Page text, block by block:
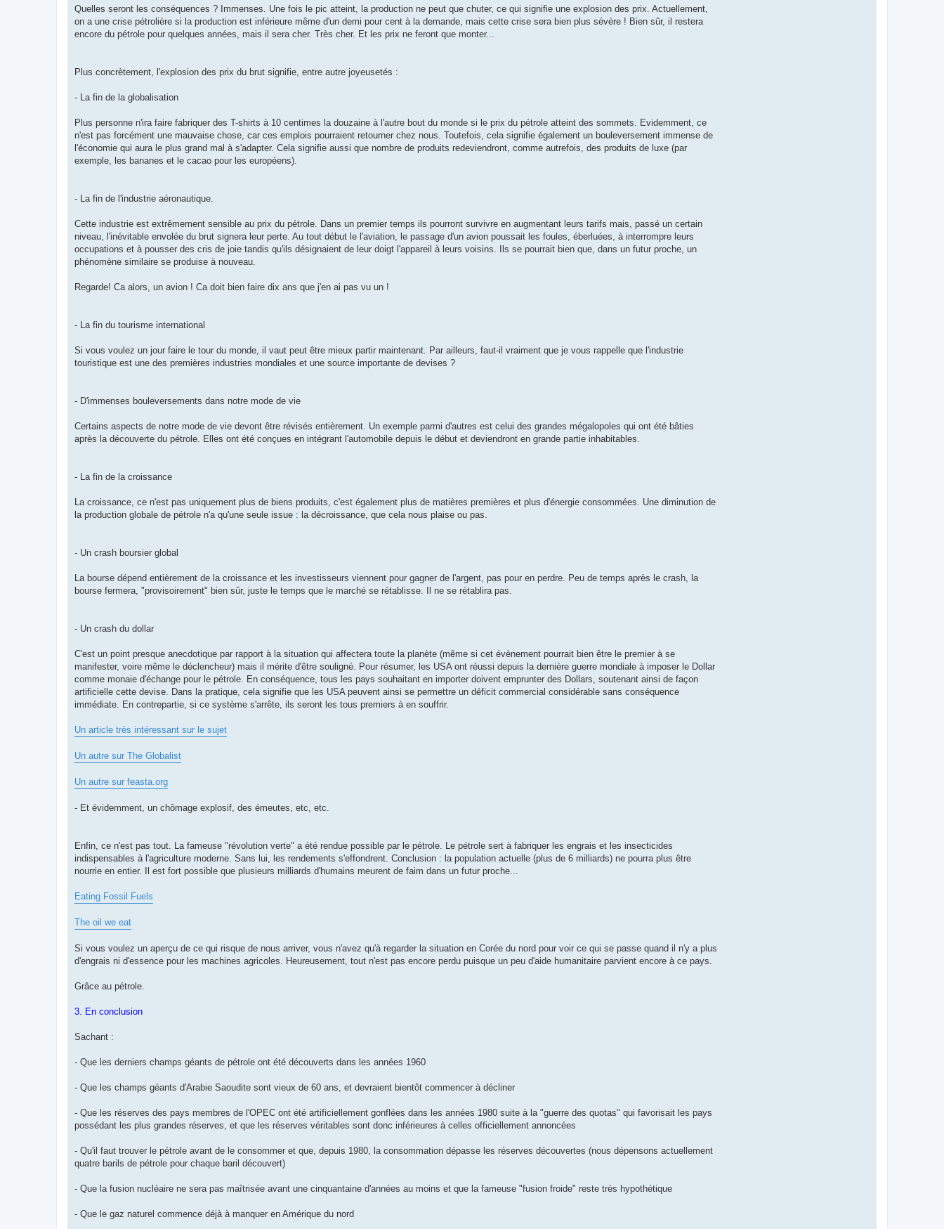
Quelles seront les conséquences ? Immenses. Une fois le pic atteint, la production ne peut que chuter, ce qui signifie une explosion des prix. Actuellement,
on a une crise pétrolière si la production est inférieure même d'un demi pour cent à la demande, mais cette crise sera bien plus sévère ! Bien sûr, il restera
encore du pétrole pour quelques années, mais il sera cher. Très cher. Et les prix ne feront que monter...
Plus concrètement, l'explosion des prix du brut signifie, entre autre joyeusetés :
- La fin de la globalisation
Plus personne n'ira faire fabriquer des T-shirts à 10 centimes la douzaine à l'autre bout du monde si le prix du pétrole atteint des sommets. Evidemment, ce
n'est pas forcément une mauvaise chose, car ces emplois pourraient retourner chez nous. Toutefois, cela signifie également un bouleversement immense de
l'économie qui aura le plus grand mal à s'adapter. Cela signifie aussi que nombre de produits redeviendront, comme autrefois, des produits de luxe (par
exemple, les bananes et le cacao pour les européens).
- La fin de l'industrie aéronautique.
Cette industrie est extrêmement sensible au prix du pétrole. Dans un premier temps ils pourront survivre en augmentant leurs tarifs mais, passé un certain
niveau, l'inévitable envolée du brut signera leur perte. Au tout début le l'aviation, le passage d'un avion poussait les foules, éberluées, à interrompre leurs
occupations et à pousser des cris de joie tandis qu'ils désignaient de leur doigt l'appareil à leurs voisins. Ils se pourrait bien que, dans un futur proche, un
phénomène similaire se produise à nouveau.
Regarde! Ca alors, un avion ! Ca doit bien faire dix ans que j'en ai pas vu un !
- La fin du tourisme international
Si vous voulez un jour faire le tour du monde, il vaut peut être mieux partir maintenant. Par ailleurs, faut-il vraiment que je vous rappelle que l'industrie
touristique est une des premières industries mondiales et une source importante de devises ?
- D'immenses bouleversements dans notre mode de vie
Certains aspects de notre mode de vie devont être révisés entièrement. Un exemple parmi d'autres est celui des grandes mégalopoles qui ont été bâties
après la découverte du pétrole. Elles ont été conçues en intégrant l'automobile depuis le début et deviendront en grande partie inhabitables.
- La fin de la croissance
La croissance, ce n'est pas uniquement plus de biens produits, c'est également plus de matières premières et plus d'énergie consommées. Une diminution de
la production globale de pétrole n'a qu'une seule issue : la décroissance, que cela nous plaise ou pas.
- Un crash boursier global
La bourse dépend entièrement de la croissance et les investisseurs viennent pour gagner de l'argent, pas pour en perdre. Peu de temps après le crash, la
bourse fermera, "provisoirement" bien sûr, juste le temps que le marché se rétablisse. Il ne se rétablira pas.
- Un crash du dollar
C'est un point presque anecdotique par rapport à la situation qui affectera toute la planète (même si cet évènement pourrait bien être le premier à se
manifester, voire même le déclencheur) mais il mérite d'être souligné. Pour résumer, les USA ont réussi depuis la dernière guerre mondiale à imposer le Dollar
comme monaie d'échange pour le pétrole. En conséquence, tous les pays souhaitant en importer doivent emprunter des Dollars, soutenant ainsi de façon
artificielle cette devise. Dans la pratique, cela signifie que les USA peuvent ainsi se permettre un déficit commercial considérable sans conséquence
immédiate. En contrepartie, si ce système s'arrête, ils seront les tous premiers à en souffrir.
Un article très intéressant sur le sujet
Un autre sur The Globalist
Un autre sur feasta.org
- Et évidemment, un chômage explosif, des émeutes, etc, etc.
Enfin, ce n'est pas tout. La fameuse "révolution verte" a été rendue possible par le pétrole. Le pétrole sert à fabriquer les engrais et les insecticides
indispensables à l'agriculture moderne. Sans lui, les rendements s'effondrent. Conclusion : la population actuelle (plus de 6 milliards) ne pourra plus être
nourrie en entier. Il est fort possible que plusieurs milliards d'humains meurent de faim dans un futur proche...
Eating Fossil Fuels
The oil we eat
Si vous voulez un aperçu de ce qui risque de nous arriver, vous n'avez qu'à regarder la situation en Corée du nord pour voir ce qui se passe quand il n'y a plus
d'engrais ni d'essence pour les machines agricoles. Heureusement, tout n'est pas encore perdu puisque un peu d'aide humanitaire parvient encore à ce pays.
Grâce au pétrole.
3. En conclusion
Sachant :
- Que les derniers champs géants de pétrole ont été découverts dans les années 1960
- Que les champs géants d'Arabie Saoudite sont vieux de 60 ans, et devraient bientôt commencer à décliner
- Que les réserves des pays membres de l'OPEC ont été artificiellement gonflées dans les années 1980 suite à la "guerre des quotas" qui favorisait les pays
possédant les plus grandes réserves, et que les réserves véritables sont donc inférieures à celles officiellement annoncées
- Qu'il faut trouver le pétrole avant de le consommer et que, depuis 1980, la consommation dépasse les réserves découvertes (nous dépensons actuellement
quatre barils de pétrole pour chaque baril découvert)
- Que la fusion nucléaire ne sera pas maîtrisée avant une cinquantaine d'années au moins et que la fameuse "fusion froide" reste très hypothétique
- Que le gaz naturel commence déjà à manquer en Amérique du nord